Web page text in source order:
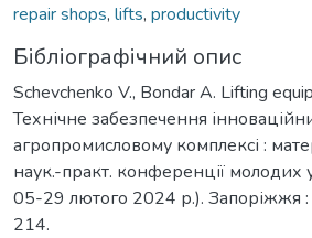
repair shops, lifts, productivity
Бібліографічний опис
Schevchenko V., Bondar A. Lifting
Технічне забезпечення
агропромисловому комплексі :
наук.-практ. конференції молодих
05-29 лютого 2024 р.). Запоріжжя
214.